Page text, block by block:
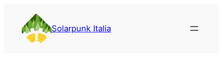
contenuto
Solarpunk Italia